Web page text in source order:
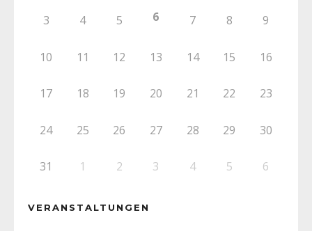
3 4 5 6 7 8 9
10 11 12 13 14 15 16
17 18 19 20 21 22 23
24 25 26 27 28 29 30
31 1 2 3 4 5 6
VERANSTALTUNGEN